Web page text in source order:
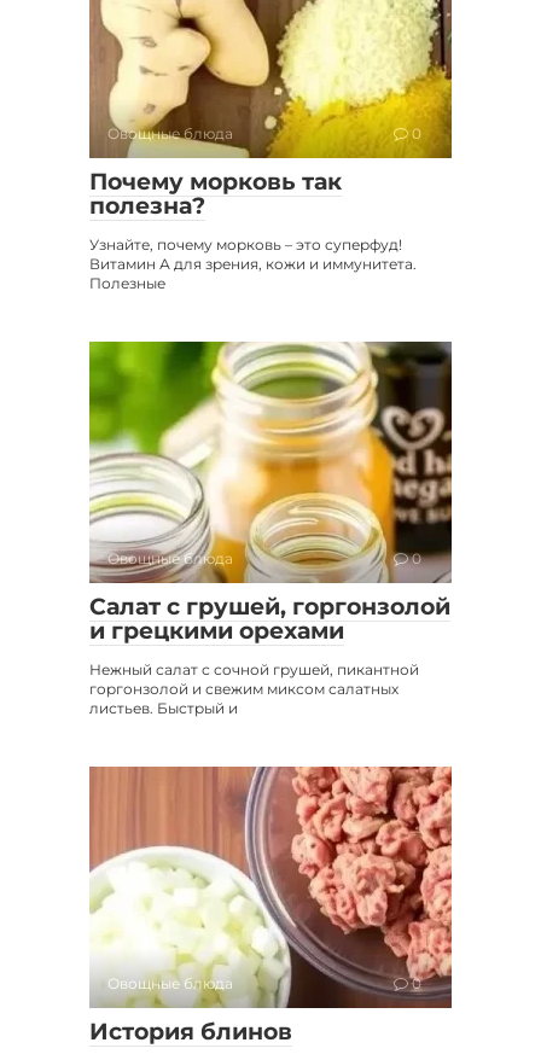
Овощные блюда 0
Почему морковь так
полезна?
Узнайте, почему морковь – это суперфуд!
Витамин А для зрения, кожи и иммунитета.
Полезные
Овощные блюда 0
Салат с грушей, горгонзолой
и грецкими орехами
Нежный салат с сочной грушей, пикантной
горгонзолой и свежим миксом салатных
листьев. Быстрый и
Овощные блюда 0
История блинов